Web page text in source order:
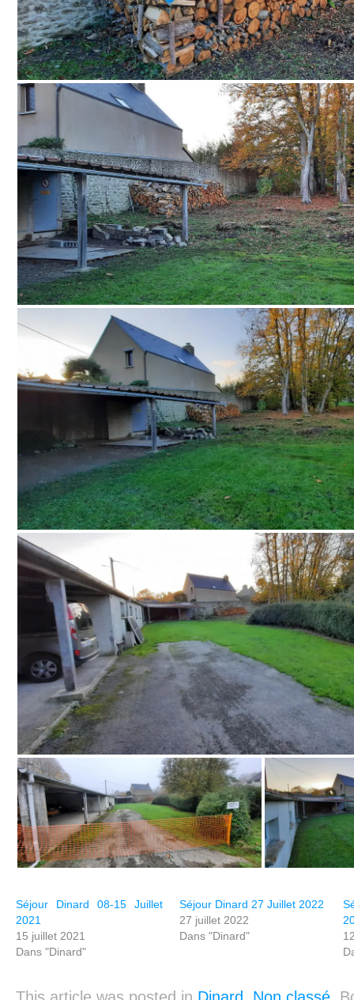
Séjour Dinard 08-15 Juillet
2021
15 juillet 2021
Dans "Dinard"
Séjour Dinard 27 Juillet 2022
27 juillet 2022
Dans "Dinard"